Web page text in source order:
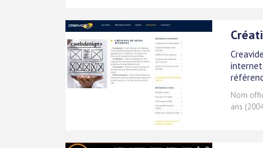
internet
Nom
ans